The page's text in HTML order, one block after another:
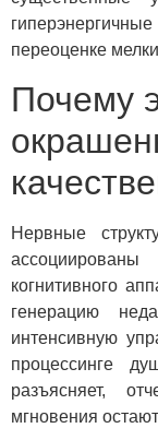
переоценке
Почему
Нервные
когнитивного
генерацию
интенсивную
процессинге
разъясняет,
мгновения